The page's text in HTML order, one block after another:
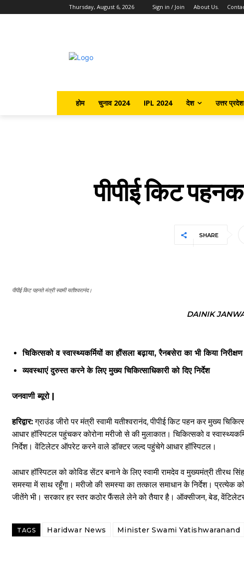
Thursday, August 6, 2026 Sign in / Join About Us.
होम चुनाव 2024 IPL 2024 देश उत्तर प्रदेश
पीपीई किट
SHARE
पीपीई किट पहनते मंत्री स्वामी यतीश्वरानंद।
DAINIK
चिकित्सको व स्वास्थ्यकर्मियों का हौंसला बढ़ाया, रैनबसेरा का भी किया निरीक्षण
व्यवस्थाएं दुरुस्त करने के लिए मुख्य चिकित्साधिकारी को दिए निर्देश
जनवाणी ब्यूरो |
हरिद्वार:ग्राउंड जीरो पर मंत्री स्वामी यतीश्वरानंद, पीपीई किट पहन कर मुख्य
आधार हॉस्पिटल पहुंचकर कोरोना मरीजो से की मुलाकात। चिकित्सको व
निर्देश। वेंटिलेटर ऑपरेट करने वाले डॉक्टर जल्द पहुंचेगे आधार हॉस्पिटल।
आधार हॉस्पिटल को कोविड सेंटर बनाने के लिए स्वामी रामदेव व मुख्यमंत्री तीरथ
समस्या में साथ रहूँगा। मरीजो की समस्या का तत्काल समाधान के निर्देश। प्रत्येक
जीतेंगे भी। सरकार हर स्तर कठोर फैंसले लेने को तैयार है। ऑक्सीजन, बेड,
TAGS Haridwar News Minister Swami Yatishwaranand